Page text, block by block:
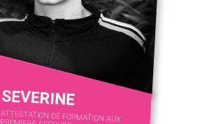
SEVERINE
ATTESTATION DE FORMATION AUX